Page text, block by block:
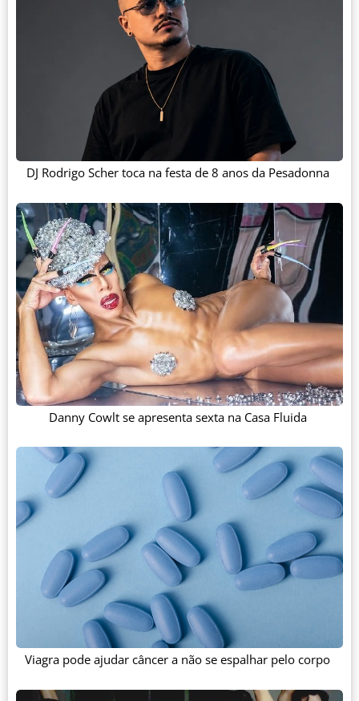
DJ Rodrigo Scher toca na festa de 8 anos da Pesadonna
Danny Cowlt se apresenta sexta na Casa Fluida
Viagra pode ajudar câncer a não se espalhar pelo corpo